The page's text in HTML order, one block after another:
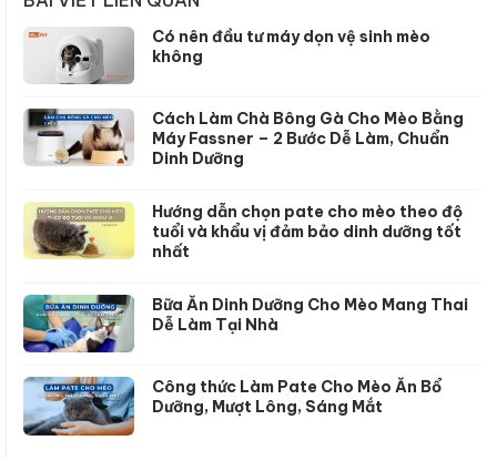
Có nên đầu tư máy dọn vệ sinh mèo
không
Cách Làm Chà Bông Gà Cho Mèo Bằng
Máy Fassner – 2 Bước Dễ Làm, Chuẩn
Dinh Dưỡng
Hướng dẫn chọn pate cho mèo theo độ
tuổi và khẩu vị đảm bảo dinh dưỡng tốt
nhất
Bữa Ăn Dinh Dưỡng Cho Mèo Mang Thai
Dễ Làm Tại Nhà
Công thức Làm Pate Cho Mèo Ăn Bổ
Dưỡng, Mượt Lông, Sáng Mắt